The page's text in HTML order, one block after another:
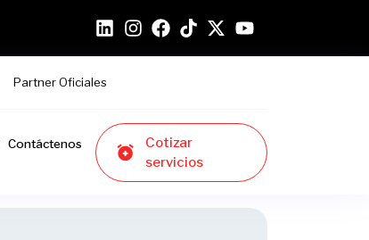
Partner Oficiales
Contáctenos
Cotizar
servicios